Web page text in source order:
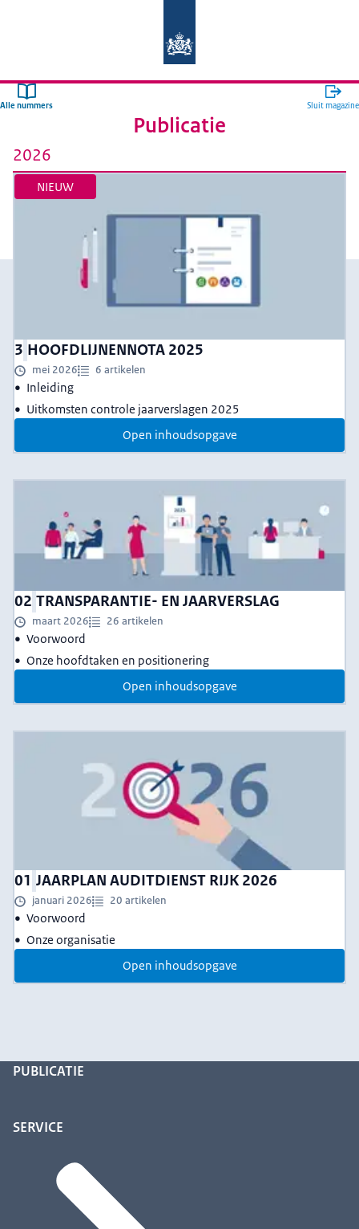
Alle nummers Sluit magazine
Publicatie
2026
NIEUW
3 HOOFDLIJNENNOTA 2025
mei 2026 6 artikelen
Inleiding
Uitkomsten controle jaarverslagen 2025
Open inhoudsopgave
02 TRANSPARANTIE- EN JAARVERSLAG
maart 2026 26 artikelen
Voorwoord
Onze hoofdtaken en positionering
Open inhoudsopgave
01 JAARPLAN AUDITDIENST RIJK 2026
januari 2026 20 artikelen
Voorwoord
Onze organisatie
Open inhoudsopgave
PUBLICATIE
SERVICE